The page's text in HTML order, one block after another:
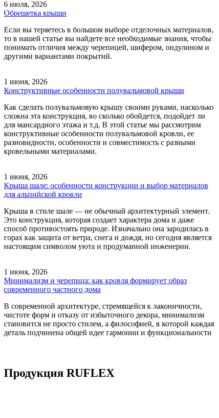
6 июля, 2026
Обрешетка крыши
Если вы теряетесь в большом выборе отделочных материалов,
то в нашей статье вы найдете все необходимые знания, чтобы
понимать отличия между черепицей, шифером, ондулином и
другими вариантами покрытий.
1 июня, 2026
Конструктивные особенности полувальмовой крыши
Как сделать полувальмовую крышу своими руками, насколько
сложна эта конструкция, во сколько обойдется, подойдет ли
для мансардного этажа и т.д. В этой статье мы рассмотрим
конструктивные особенности полувальмовой кровли, ее
разновидности, особенности и совместимость с разными
кровельными материалами.
1 июня, 2026
Крыша шале: особенности конструкции и выбор материалов
для альпийской кровли
Крыша в стиле шале — не обычный архитектурный элемент.
Это конструкция, которая создает характера дома и даже
способ противостоять природе. Изначально она зародилась в
горах как защита от ветра, снега и дождя, но сегодня является
настоящим символом уюта и продуманной инженерии.
1 июня, 2026
Минимализм и черепица: как кровля формирует образ
современного частного дома
В современной архитектуре, стремящейся к лаконичности,
чистоте форм и отказу от избыточного декора, минимализм
становится не просто стилем, а философией, в которой каждая
деталь подчинена общей идее гармонии и функциональности
Продукция RUFLEX